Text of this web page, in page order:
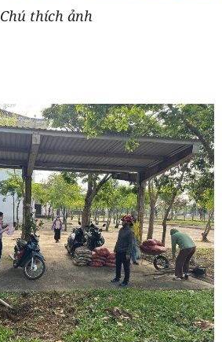
Chú thích ảnh